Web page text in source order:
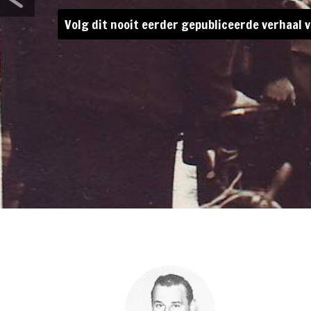
Volg dit nooit eerder gepubliceerde verhaal